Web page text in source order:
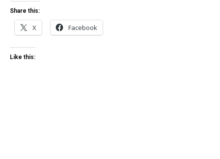
Share this:
X Facebook
Like this: